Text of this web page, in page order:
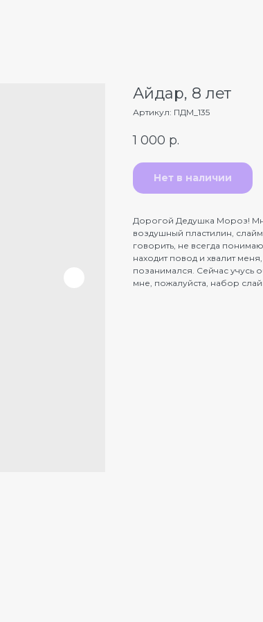
Айдар, 8 лет
Артикул: ПДМ_135
1 000 р.
Нет в наличии
Дорогой Дедушка Мороз!
воздушный пластилин,
говорить, не всегда
находит повод и хвалит
позанимался. Сейчас учусь
мне, пожалуйста, набор